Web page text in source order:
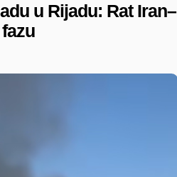
u Rijadu: Rat Iran–